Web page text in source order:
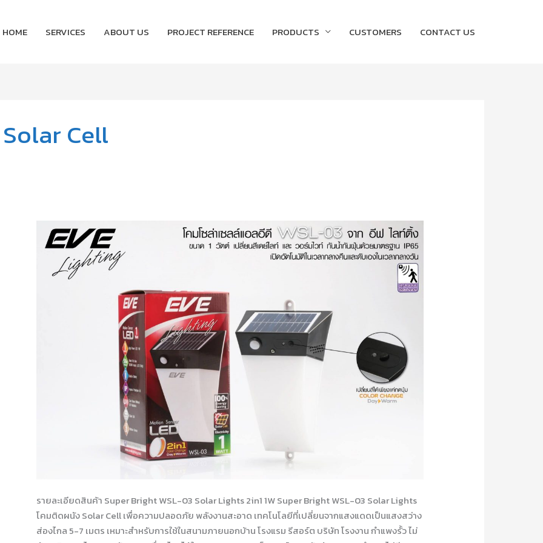
HOME SERVICES ABOUT US PROJECT REFERENCE PRODUCTS CUSTOMERS CONTACT US
Solar Cell
รายละเอียดสินค้า Super Bright WSL-03 Solar Lights 2in1 1W Super Bright WSL-03 Solar Lights
โคมติดผนัง Solar Cell เพื่อความปลอดภัย พลังงานสะอาด เทคโนโลยีที่เปลี่ยนจากแสงแดดเป็นแสงสว่าง
ส่องไกล 5-7 เมตร เหมาะสำหรับการใช้ในสนามภายนอกบ้าน โรงแรม รีสอร์ต บริษัท โรงงาน กำแพงรั้ว ไม่
Super
Bright